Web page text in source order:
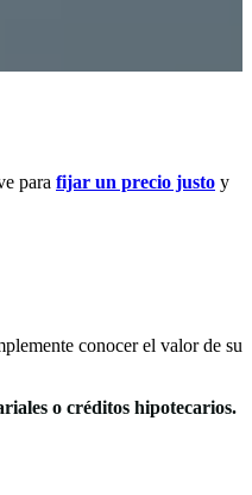
para fijar un precio justo y
conocer el valor de su
o créditos hipotecarios.